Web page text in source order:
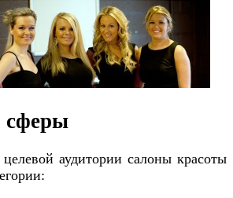
сферы
аудитории салоны красоты